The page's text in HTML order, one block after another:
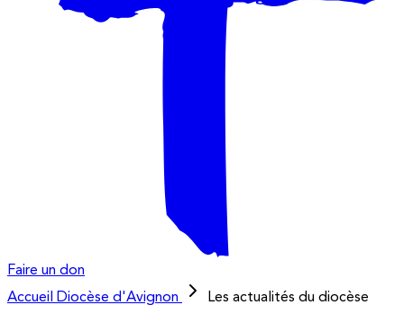
Faire un don
Accueil
Diocèse d'Avignon Les actualités du diocèse